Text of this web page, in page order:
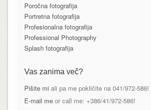
Poročna fotografija
Portretna fotografija
Profesionalna fotografija
Professional Photography
Splash fotografija
Vas zanima več?
Pišite mi ali pa me pokličite na 041/972-586!
E-mail meor call me: +386/41/972-586!